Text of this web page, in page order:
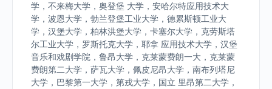
学，不来梅大学，奥登堡 大学，安哈尔特应用技术大
学，波恩大学，勃兰登堡工业大学，德累斯顿工业大
学，汉堡大学，柏林洪堡大学，卡塞尔大学，克劳斯塔
尔工业大学，罗斯托克大学，耶拿 应用技术大学，汉堡
音乐和戏剧学院，鲁昂大学，克莱蒙费朗一大，克莱蒙
费朗第二大学，萨瓦大学，佩皮尼昂大学，南布列塔尼
大学，巴黎第一大学，第戎大学，国立 里昂第二大学，